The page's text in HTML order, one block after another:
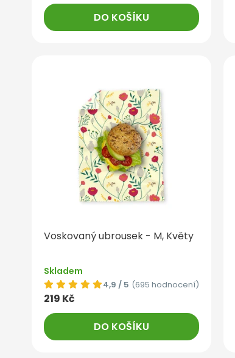
DO KOŠÍKU
Voskovaný ubrousek - M, Květy
Skladem
4,9 / 5 (695 hodnocení)
219 Kč
DO KOŠÍKU